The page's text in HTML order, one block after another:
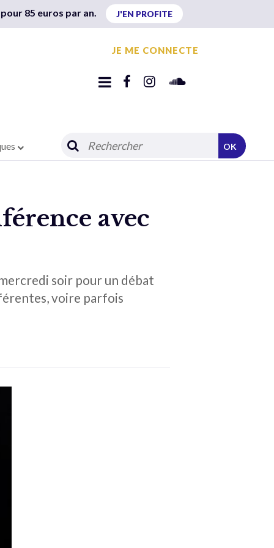
85 euros par an. J'EN PROFITE
JE ME CONNECTE
OK
avec
soir pour un débat
voire parfois